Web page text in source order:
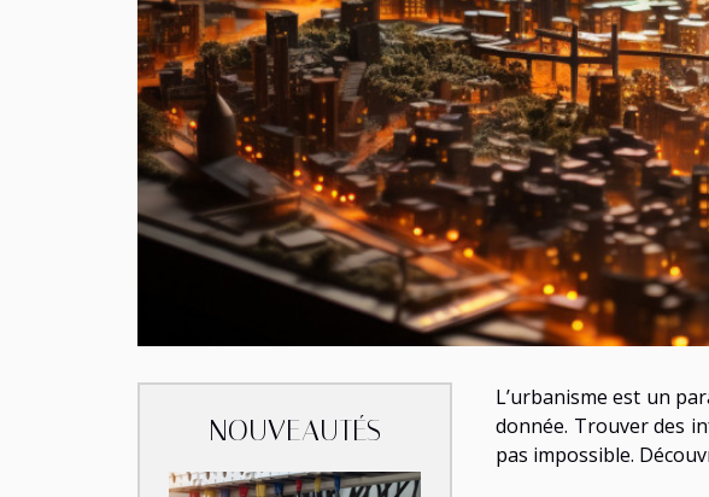
NOUVEAUTÉS
L’urbanisme est un
donnée. Trouver des
pas impossible.